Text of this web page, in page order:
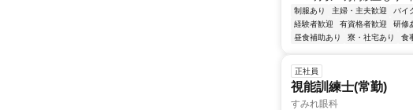
制服あり 主婦・主夫歓迎 バイ
経験者歓迎
有資格者歓迎 研修
昼食補助あり
寮・社宅あり 食
正社員
視能訓練士(常勤)
すみれ眼科